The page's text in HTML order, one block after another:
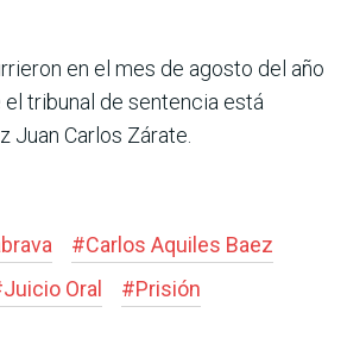
en el mes de agosto del año
tribunal de sentencia está
Juan Carlos Zárate.
#Carlos Aquiles Baez
Juicio Oral #Prisión